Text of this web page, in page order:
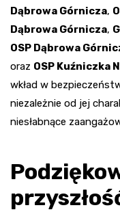
Dąbrowa Górnicza,
Dąbrowa Górnicza,
OSP Dąbrowa
oraz OSP Kuźniczka
wkład w
niezależnie od jej
niesłabnące